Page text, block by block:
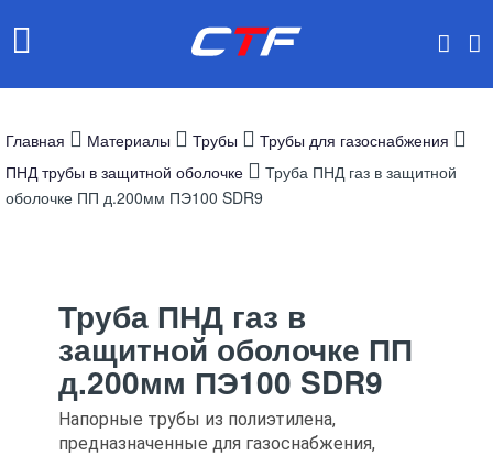
Главная Материалы Трубы
Трубы для газоснабжения
ПНД трубы в защитной оболочке
Труба ПНД газ в защитной
оболочке ПП д.200мм ПЭ100 SDR9
Труба ПНД газ в
защитной оболочке ПП
д.200мм ПЭ100 SDR9
Напорные трубы из полиэтилена,
предназначенные для газоснабжения,